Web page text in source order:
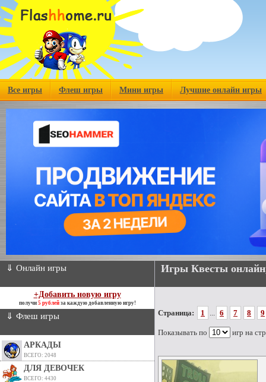
Все игры Флеш игры Мини игры Лучшие онлайн игры
⇓ Онлайн игры
+Добавить новую игру
получи 5 рублейза каждую добавленную игру!
⇓ Флеш игры
АРКАДЫ
ВСЕГО: 2048
ДЛЯ ДЕВОЧЕК
ВСЕГО: 4430
Игры Квесты
Страница: 1 6 7 8 9
Показывать по игр на